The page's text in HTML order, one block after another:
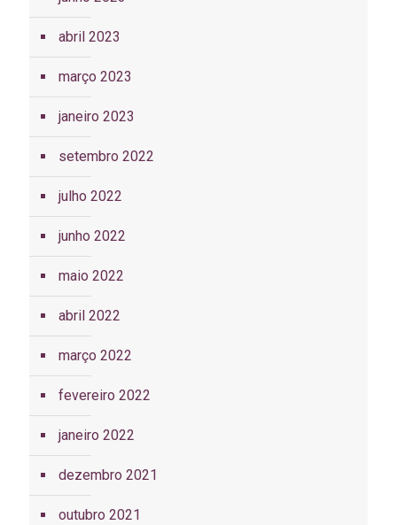
abril 2023
março 2023
janeiro 2023
setembro 2022
julho 2022
junho 2022
maio 2022
abril 2022
março 2022
fevereiro 2022
janeiro 2022
dezembro 2021
outubro 2021